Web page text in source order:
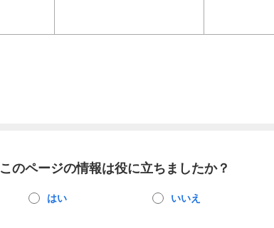
このページの情報は役に立ちましたか？
はい いいえ